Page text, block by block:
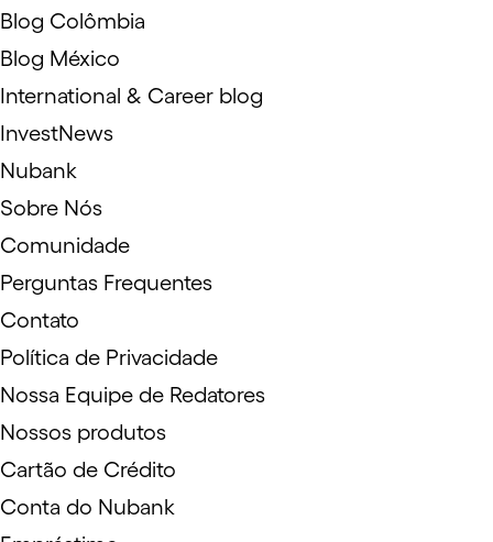
Blog Colômbia
Blog México
International & Career blog
InvestNews
Nubank
Sobre Nós
Comunidade
Perguntas Frequentes
Contato
Política de Privacidade
Nossa Equipe de Redatores
Nossos produtos
Cartão de Crédito
Conta do Nubank